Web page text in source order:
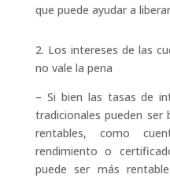
que puede ayudar a
2. Los intereses de las
no vale la pena
– Si bien las tasas de
tradicionales pueden ser
rentables, como
rendimiento o
puede ser más